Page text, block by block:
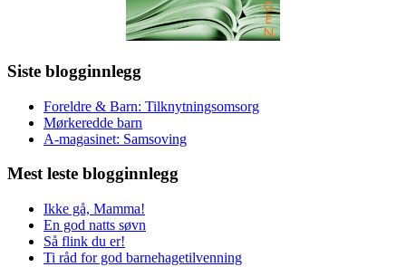
Siste blogginnlegg
Foreldre & Barn: Tilknytningsomsorg
Mørkeredde barn
A-magasinet: Samsoving
Mest leste blogginnlegg
Ikke gå, Mamma!
En god natts søvn
Så flink du er!
Ti råd for god barnehagetilvenning